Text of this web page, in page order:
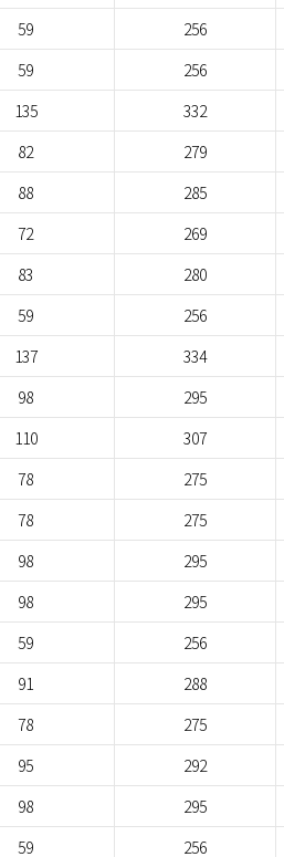
59 256
59 256
135 332
82 279
88 285
72 269
83 280
59 256
137 334
98 295
110 307
78 275
78 275
98 295
98 295
59 256
91 288
78 275
95 292
98 295
59 256